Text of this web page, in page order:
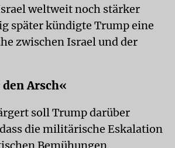
weltweit noch stärker
später kündigte Trump eine
zwischen Israel und der
Arsch«
soll Trump darüber
die militärische Eskalation